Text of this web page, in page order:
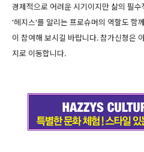
경제적으로 어려운 시기이지만 삶의 필
'헤지스'를 알리는 프로슈머의 역할도 함
이 참여해 보시길 바랍니다. 참가신청은
지로 이동합니다.